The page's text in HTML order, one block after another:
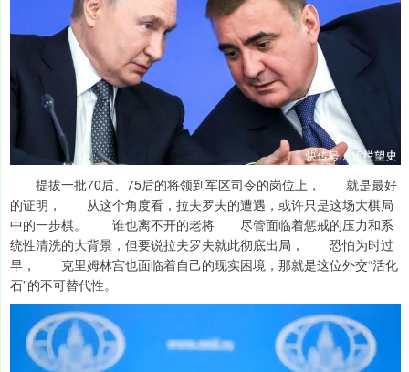
提拔一批70后、75后的将领到军区司令的岗位上， 就是最好
的证明， 从这个角度看，拉夫罗夫的遭遇，或许只是这场大棋局
中的一步棋。 谁也离不开的老将 尽管面临着惩戒的压力和系
统性清洗的大背景，但要说拉夫罗夫就此彻底出局， 恐怕为时过
早， 克里姆林宫也面临着自己的现实困境，那就是这位外交“活化
石”的不可替代性。